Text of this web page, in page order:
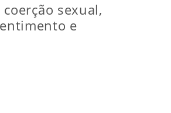
sexual,
e